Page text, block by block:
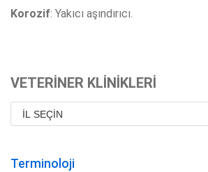
Korozif: Yakıcı aşındırıcı.
VETERİNER KLİNİKLERİ
Terminoloji